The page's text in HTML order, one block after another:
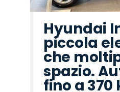
Hyundai
piccola
che
spazio.
fino a 370